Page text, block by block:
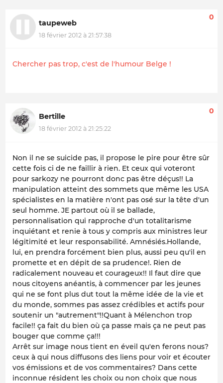
taupeweb
18 février 2012 à 21:57:38
0
Chercher pas trop, c'est de l'humour Belge !
Bertille
18 février 2012 à 21:25:22
0
Non il ne se suicide pas, il propose le pire pour être sûr
cette fois ci de ne faillir à rien. Et ceux qui voteront
pour sarkozy ne pourront donc pas être déçus!! La
manipulation atteint des sommets que même les USA
spécialistes en la matière n'ont pas osé sur la tête d'un
seul homme. JE partout où il se ballade,
personnalisation qui rapproche d'un totalitarisme
inquiétant et renie à tous y compris aux ministres leur
légitimité et leur responsabilité. Amnésiés.Hollande,
lui, en prendra forcément bien plus, aussi peu qu'il en
promette et en dépit de sa prudence!. Rien de
radicalement nouveau et courageux!! Il faut dire que
nous citoyens anéantis, à commencer par les jeunes
qui ne se font plus dut tout la même idée de la vie et
du monde, sommes pas assez crédibles et actifs pour
soutenir un "autrement"!!Quant à Mélenchon trop
facile!! ça fait du bien où ça passe mais ça ne peut pas
bouger que comme ça!!!
Arrêt sur image nous tient en éveil qu'en ferons nous?
ceux à qui nous diffusons des liens pour voir et écouter
vos émissions et de vos commentaires? Dans cette
inconnue résident les choix ou non choix que nous